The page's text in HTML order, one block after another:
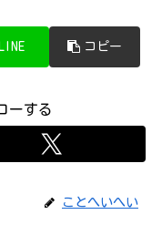
LINE コピー
ーする
ことへいへい